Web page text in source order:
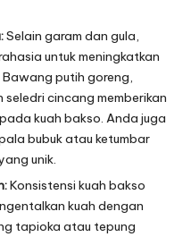
Selain garam dan gula,
untuk meningkatkan
putih goreng,
cincang memberikan
kuah bakso. Anda juga
bubuk atau ketumbar
unik.
Konsistensi kuah bakso
kuah dengan
tapioka atau tepung